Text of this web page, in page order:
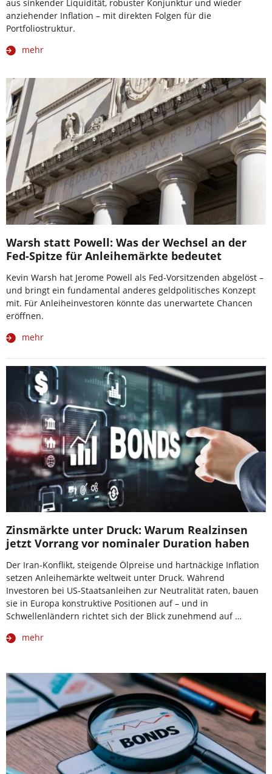
Warsh statt Powell: Was der Wechsel an der
Fed-Spitze für Anleihemärkte bedeutet
Kevin Warsh hat Jerome Powell als Fed-Vorsitzenden abgelöst –
und bringt ein fundamental anderes geldpolitisches Konzept
mit. Für Anleiheinvestoren könnte das unerwartete Chancen
eröffnen.
mehr
aus sinkender Liquidität, robuster Konjunktur und wieder
anziehender Inflation – mit direkten Folgen für die
Portfoliostruktur.
mehr
Zinsmärkte unter Druck: Warum Realzinsen
jetzt Vorrang vor nominaler Duration haben
Der Iran-Konflikt, steigende Ölpreise und hartnäckige Inflation
setzen Anleihemärkte weltweit unter Druck. Während
Investoren bei US-Staatsanleihen zur Neutralität raten, bauen
sie in Europa konstruktive Positionen auf – und in
Schwellenländern richtet sich der Blick zunehmend auf …
mehr